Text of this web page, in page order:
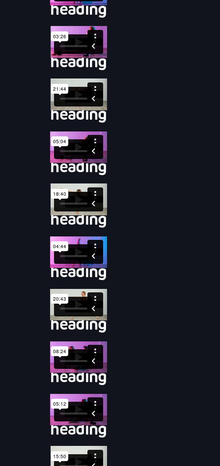
heading
heading
heading
heading
heading
heading
heading
heading
heading